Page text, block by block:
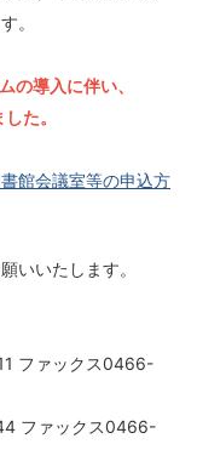
。
の導入に伴い、
た。
館会議室等の申込方
いいたします。
ァックス0466-
ァックス0466-